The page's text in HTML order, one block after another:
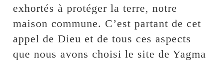
exhortés à protéger la terre, notre
maison commune. C’est partant de cet
appel de Dieu et de tous ces aspects
que nous avons choisi le site de Yagma